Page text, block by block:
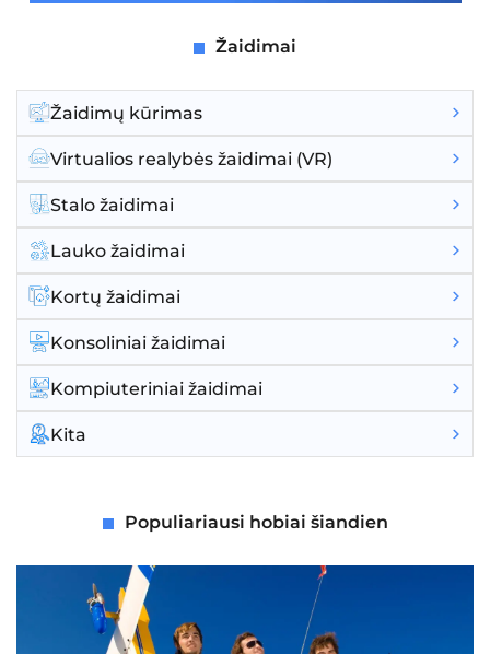
Žaidimai
Žaidimų kūrimas
Virtualios realybės žaidimai (VR)
Stalo žaidimai
Lauko žaidimai
Kortų žaidimai
Konsoliniai žaidimai
Kompiuteriniai žaidimai
Kita
Populiariausi hobiai šiandien